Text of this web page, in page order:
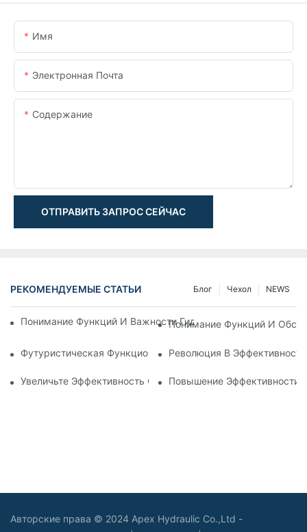
Имя
Электронная Почта
Содержание
ОТПРАВИТЬ ЗАПРОС СЕЙЧАС
РЕКОМЕНДУЕМЫЕ СТАТЬИ NEWS
Чехол
Блог
Понимание Функций И Важности Гидравлических
Понимание Функций И
Футуристическая Функциональность: Исследование
Революция В
Увеличьте Эффективность С Помощью Телескопического
Повышение Эффективности:
Авторские права © 2024 Apex Hydraulic Co.,Ltd -